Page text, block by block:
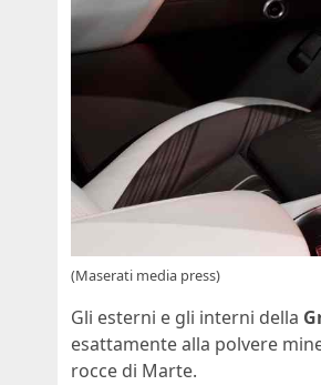
(Maserati media press)
Gli esterni e gli interni della
esattamente alla polvere
rocce di Marte.